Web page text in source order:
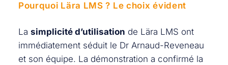
Pourquoi Lära LMS ? Le choix évident
La simplicité d’utilisation de Lära LMS ont
immédiatement séduit le Dr Arnaud-Reveneau
et son équipe. La démonstration a confirmé la